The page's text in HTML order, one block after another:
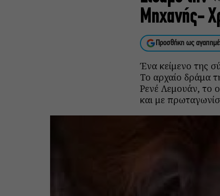
Μηχανής-
Προσθήκη ως
Ένα κείμενο της
Το αρχαίο δράμα
Ρενέ Λεμουάν, το
και με